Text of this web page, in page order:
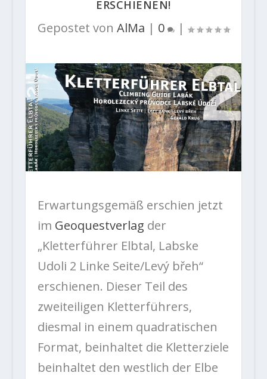
ERSCHIENEN!
Gepostet von AlMa | 0 |
Erwartungsgemäß erschien jetzt
im Geoquestverlag der
„Kletterführer Elbtal, Labske
Udoli 2 Linke Seite/Levý břeh“
erschienen. Dieser Teil des
zweiteiligen Kletterführers,
diesmal in einem quadratischen
Format, beinhaltet die Kletterziele
beinhaltet den westlich der Elbe